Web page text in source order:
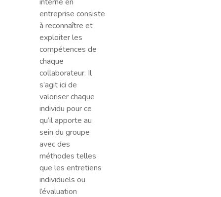
entreprise consiste
à reconnaître et
exploiter les
compétences de
chaque
collaborateur. Il
s’agit ici de
valoriser chaque
individu pour ce
qu’il apporte au
sein du groupe
avec des
méthodes telles
que les entretiens
individuels ou
l’évaluation